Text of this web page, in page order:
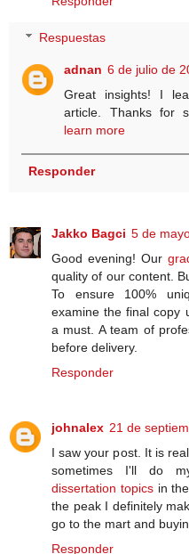
Respuestas
adnan 6 de julio de
Great insights! I
article. Thanks for
learn more
Responder
Jakko Bagci 5 de
Good evening! Our
quality of our content.
To ensure 100%
examine the final copy
a must. A team of
before delivery.
Responder
johnalex 21 de
I saw your post. It is
sometimes I'll do
dissertation topicsin the
the peak I definitely
go to the mart and
Responder